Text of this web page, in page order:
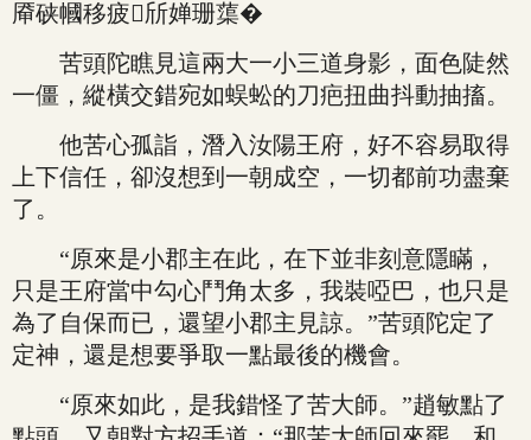
厣硖幗移疲斦婵珊蕖�
苦頭陀瞧見這兩大一小三道身影，面色陡然
一僵，縱橫交錯宛如蜈蚣的刀疤扭曲抖動抽搐。
他苦心孤詣，潛入汝陽王府，好不容易取得
上下信任，卻沒想到一朝成空，一切都前功盡棄
了。
“原來是小郡主在此，在下並非刻意隱瞞，
只是王府當中勾心鬥角太多，我裝啞巴，也只是
為了自保而已，還望小郡主見諒。”苦頭陀定了
定神，還是想要爭取一點最後的機會。
“原來如此，是我錯怪了苦大師。”趙敏點了